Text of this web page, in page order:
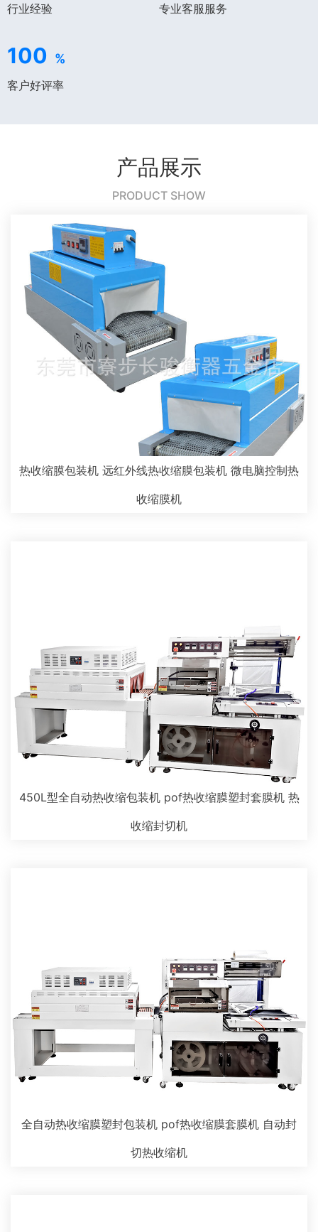
行业经验 专业客服服务
100 %
客户好评率
产品展示
PRODUCT SHOW
热收缩膜包装机 远红外线热收缩膜包装机 微电脑控制热
收缩膜机
450L型全自动热收缩包装机 pof热收缩膜塑封套膜机 热
收缩封切机
全自动热收缩膜塑封包装机 pof热收缩膜套膜机 自动封
切热收缩机